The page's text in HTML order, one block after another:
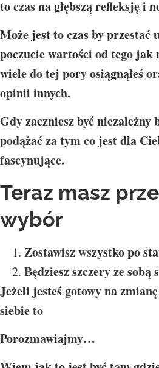
to czas na głębszą refleksję i
Może jest to czas by przestać
poczucie wartości od tego
wiele do tej pory osiągnąłeś
opinii innych.
Gdy zaczniesz być niezależny
podążać za tym co jest dla
fascynujące.
Teraz masz
wybór
Zostawisz wszystko po
Będziesz szczery ze sobą
Jeżeli jesteś gotowy na
siebie to
Porozmawiajmy…